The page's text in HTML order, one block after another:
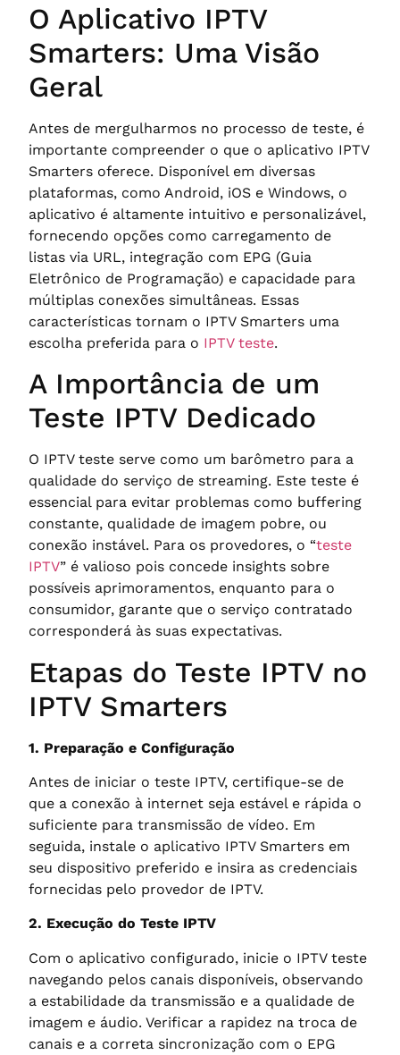
O Aplicativo IPTV
Smarters: Uma Visão
Geral
Antes de mergulharmos no processo de teste, é
importante compreender o que o aplicativo IPTV
Smarters oferece. Disponível em diversas
plataformas, como Android, iOS e Windows, o
aplicativo é altamente intuitivo e personalizável,
fornecendo opções como carregamento de
listas via URL, integração com EPG (Guia
Eletrônico de Programação) e capacidade para
múltiplas conexões simultâneas. Essas
características tornam o IPTV Smarters uma
escolha preferida para o IPTV teste.
A Importância de um
Teste IPTV Dedicado
O IPTV teste serve como um barômetro para a
qualidade do serviço de streaming. Este teste é
essencial para evitar problemas como buffering
constante, qualidade de imagem pobre, ou
conexão instável. Para os provedores, o “teste
IPTV” é valioso pois concede insights sobre
possíveis aprimoramentos, enquanto para o
consumidor, garante que o serviço contratado
corresponderá às suas expectativas.
Etapas do Teste IPTV no
IPTV Smarters
1. Preparação e Configuração
Antes de iniciar o teste IPTV, certifique-se de
que a conexão à internet seja estável e rápida o
suficiente para transmissão de vídeo. Em
seguida, instale o aplicativo IPTV Smarters em
seu dispositivo preferido e insira as credenciais
fornecidas pelo provedor de IPTV.
2. Execução do Teste IPTV
Com o aplicativo configurado, inicie o IPTV teste
navegando pelos canais disponíveis, observando
a estabilidade da transmissão e a qualidade de
imagem e áudio. Verificar a rapidez na troca de
canais e a correta sincronização com o EPG